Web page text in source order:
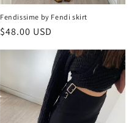
Fendissime by Fendi skirt
Prezzo
$48.00 USD